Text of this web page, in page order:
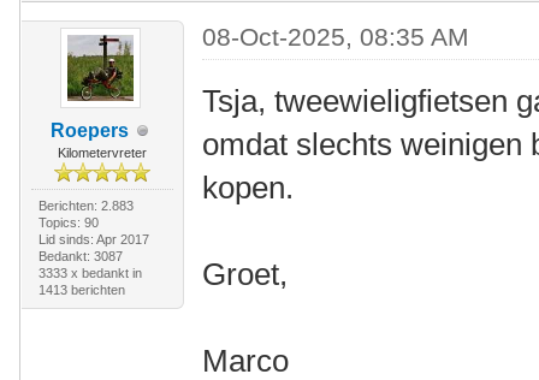
Roepers
Kilometervreter
Berichten: 2.883
Topics: 90
Lid sinds: Apr 2017
Bedankt: 3087
3333 x bedankt in
1413 berichten
08-Oct-2025, 08:35 AM
Tsja, tweewieligfietsen
omdat slechts weinigen
kopen.
Groet,
Marco